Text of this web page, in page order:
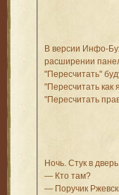
В версии Инфо-
расширении
"Пересчитать"
"Пересчитать как
"Пересчитать
Ночь. Стук в
— Кто там?
— Поручик